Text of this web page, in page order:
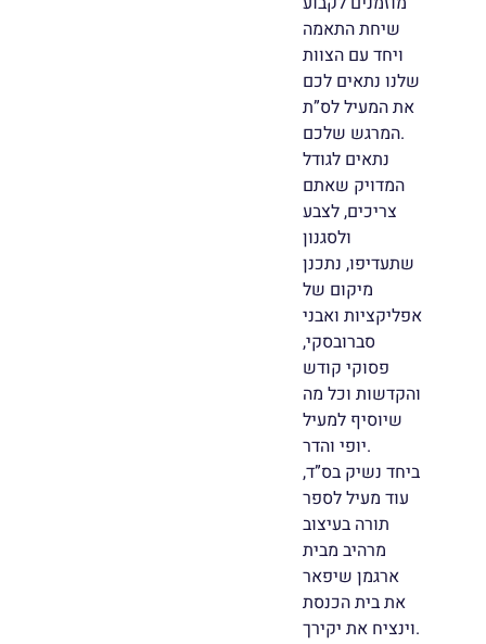
שיחת התאמה
ויחד עם הצוות
שלנו נתאים לכם
את המעיל לס”ת
המרגש שלכם.
נתאים לגודל
המדויק שאתם
צריכים, לצבע
ולסגנון
שתעדיפו, נתכנן
מיקום של
אפליקציות ואבני
סברובסקי,
פסוקי קודש
והקדשות וכל מה
שיוסיף למעיל
יופי והדר.
ביחד נשיק בס”ד,
עוד מעיל לספר
תורה בעיצוב
מרהיב מבית
ארגמן שיפאר
את בית הכנסת
וינציח את יקירך.